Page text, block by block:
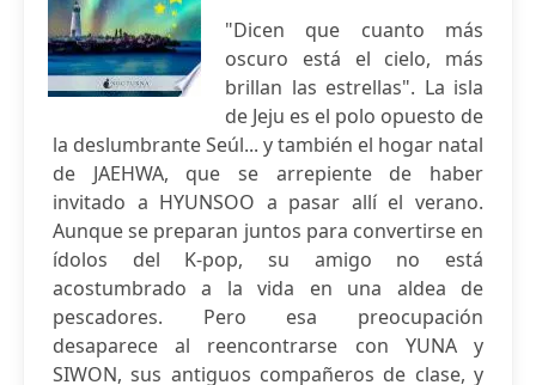
"Dicen que cuanto más
oscuro está el cielo, más
brillan las estrellas". La isla
de Jeju es el polo opuesto de
la deslumbrante Seúl... y también el hogar natal
de JAEHWA, que se arrepiente de haber
invitado a HYUNSOO a pasar allí el verano.
Aunque se preparan juntos para convertirse en
ídolos del K-pop, su amigo no está
acostumbrado a la vida en una aldea de
pescadores. Pero esa preocupación
desaparece al reencontrarse con YUNA y
SIWON, sus antiguos compañeros de clase, y